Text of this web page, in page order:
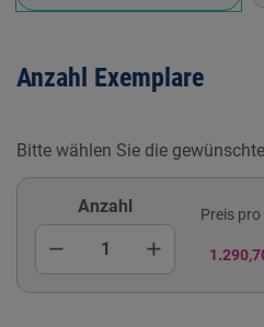
Anzahl Exemplare
Bitte wählen Sie die
Anzahl
remove add
Preis pro